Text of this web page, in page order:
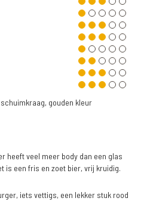
gouden kleur
heeft veel meer body dan een glas
is een fris en zoet bier, vrij kruidig.
iets vettigs, een lekker stuk rood